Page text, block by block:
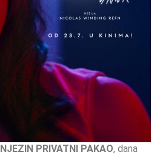
NJEZIN PRIVATNI PAKAO, dana